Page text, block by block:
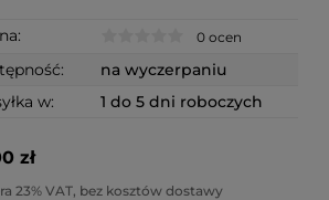
0 ocen
na wyczerpaniu
w:
1 do 5 dni roboczych
zł
23% VAT, bez kosztów dostawy